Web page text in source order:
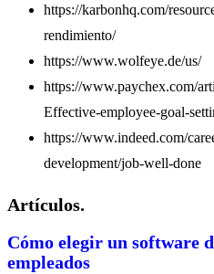
https://karbonhq.com/
rendimiento/
https://www.wolfeye.de/us/
https://www.paychex.com/
Effective-employee-goal-
https://www.indeed.com/
development/job-well-done
Artículos.
Cómo elegir un software
empleados